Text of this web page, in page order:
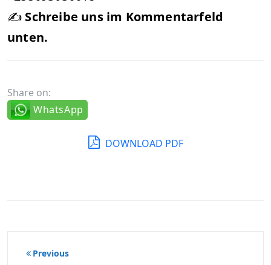
✍️ Schreibe uns im Kommentarfeld
unten.
Share on:
WhatsApp
DOWNLOAD PDF
Beitragsnavigation
Previous